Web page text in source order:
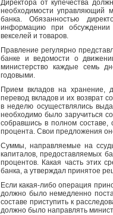
Директора от купечества
необходимости управляющий
банка. Обязанностью
информацию при обсуждении
векселей и товаров.
Правление регулярно
банке и ведомости о
министерство каждые семь
годовыми.
Прием вкладов на хранение,
перевод вкладов и их возврат
в неделю осуществлялись
необходимо было заручиться
собравшись в полном составе,
процента. Свои предложения
Суммы, направляемые на
капиталов, предоставляемых
процентов. Какая часть этих
банка, а утверждал принятое
Если какая-либо операция
должно было немедленно
составе приступить к
должно было направлять